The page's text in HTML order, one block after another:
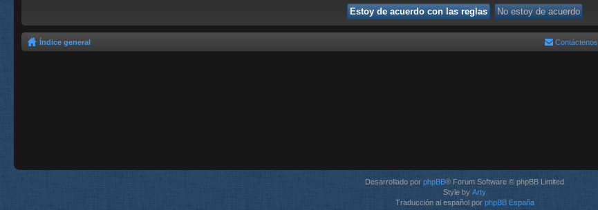
Índice general Contáctenos
Desarrollado por phpBB® Forum Software © phpBB Limited
Style by Arty
Traducción al español por phpBB España